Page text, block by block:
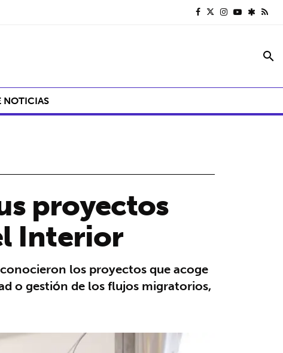
search
NOTICIAS
proyectos
Interior
los proyectos que acoge
o gestión de los flujos migratorios,